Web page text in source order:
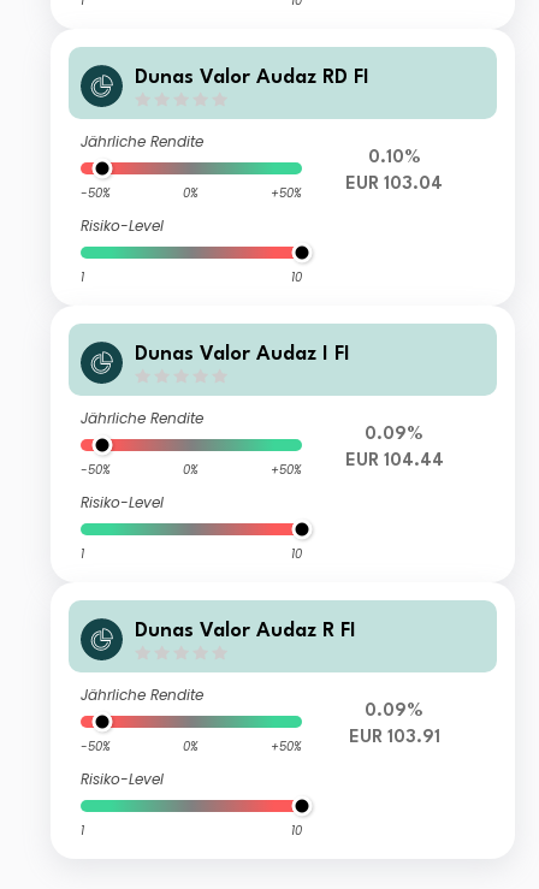
Dunas Valor Audaz RD FI
Jährliche Rendite
-50% 0% +50%
Risiko-Level
1 10
0.10%
EUR 103.04
Dunas Valor Audaz I FI
Jährliche Rendite
-50% 0% +50%
Risiko-Level
1 10
0.09%
EUR 104.44
Dunas Valor Audaz R FI
Jährliche Rendite
-50% 0% +50%
Risiko-Level
1 10
0.09%
EUR 103.91